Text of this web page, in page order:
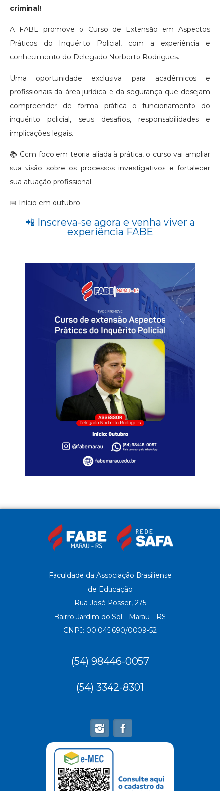
criminal!
A FABE promove o Curso de Extensão em Aspectos
Práticos do Inquérito Policial, com a experiência e
conhecimento do Delegado Norberto Rodrigues.
Uma oportunidade exclusiva para acadêmicos e
profissionais da área jurídica e da segurança que desejam
compreender de forma prática o funcionamento do
inquérito policial, seus desafios, responsabilidades e
implicações legais.
📚 Com foco em teoria aliada à prática, o curso vai ampliar
sua visão sobre os processos investigativos e fortalecer
sua atuação profissional.
📅 Início em outubro
📲 Inscreva-se agora e venha viver a
experiência FABE
Faculdade da Associação Brasiliense
de Educação
Rua José Posser, 275
Bairro Jardim do Sol - Marau - RS
CNPJ: 00.045.690/0009-52
(54) 98446-0057
(54) 3342-8301